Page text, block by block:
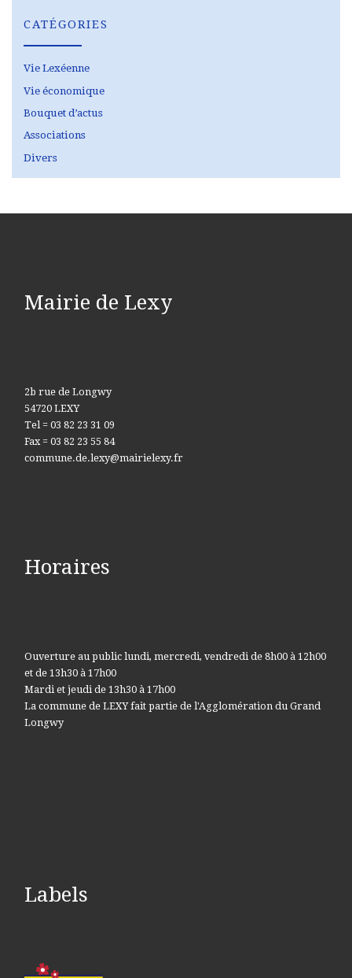
CATÉGORIES
Vie Lexéenne
Vie économique
Bouquet d’actus
Associations
Divers
Mairie de Lexy
2b rue de Longwy
54720 LEXY
Tel = 03 82 23 31 09
Fax = 03 82 23 55 84
commune.de.lexy@mairielexy.fr
Horaires
Ouverture au public lundi, mercredi, vendredi de 8h00 à 12h00
et de 13h30 à 17h00
Mardi et jeudi de 13h30 à 17h00
La commune de LEXY fait partie de l'Agglomération du Grand
Longwy
Labels